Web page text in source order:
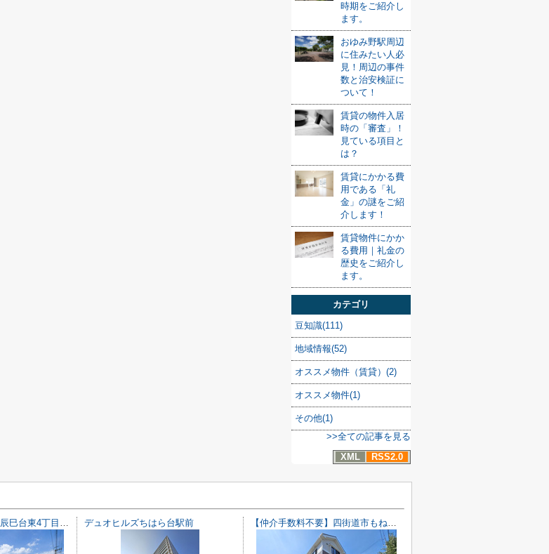
時期をご紹介し
ます。
おゆみ野駅周辺
に住みたい人必
見！周辺の事件
数と治安検証に
ついて！
賃貸の物件入居
時の「審査」！
見ている項目と
は？
賃貸にかかる費
用である「礼
金」の謎をご紹
介します！
賃貸物件にかか
る費用｜礼金の
歴史をご紹介し
ます。
カテゴリ
豆知識(111)
地域情報(52)
オススメ物件（賃貸）(2)
オススメ物件(1)
その他(1)
>>全ての記事を見る
XML
RSS2.0
【当社専任】市原市辰巳台東4丁目 売り土地 デュオヒルズちはら台駅前 【仲介手数料不要】四街道市もねの里2丁目 中古戸建【内・外装リフォーム完了済み】